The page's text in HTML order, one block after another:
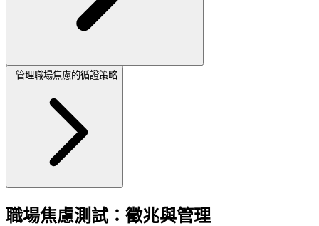
管理職場焦慮的循證策略
職場焦慮測試：徵兆與管理